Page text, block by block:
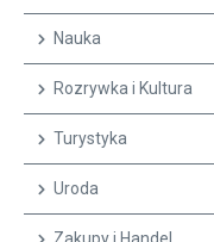
Nauka
Rozrywka i Kultura
Turystyka
Uroda